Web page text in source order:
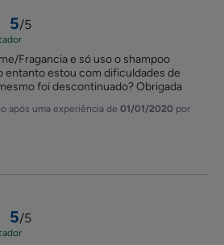
5/5
Fragancia e só uso o shampoo
entanto estou com dificuldades de
foi descontinuado? Obrigada
após uma experiência de 01/01/2020 por
5/5